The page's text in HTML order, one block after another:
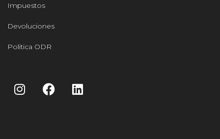
Impuestos
Devoluciones
Politica ODR